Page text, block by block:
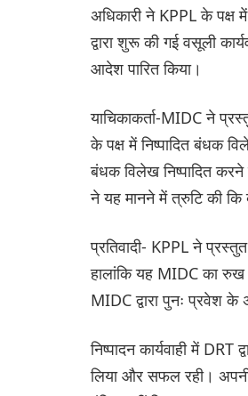
अधिकारी ने KPPL के पक्ष
द्वारा शुरू की गई वसूली
आदेश पारित किया।
याचिकाकर्ता-MIDC ने
के पक्ष में निष्पादित बंधक
बंधक विलेख निष्पादित
ने यह मानने में त्रुटि की
प्रतिवादी- KPPL ने
हालांकि यह MIDC का रुख
MIDC द्वारा पुनः प्रवेश
निष्पादन कार्यवाही में
लिया और सफल रही।